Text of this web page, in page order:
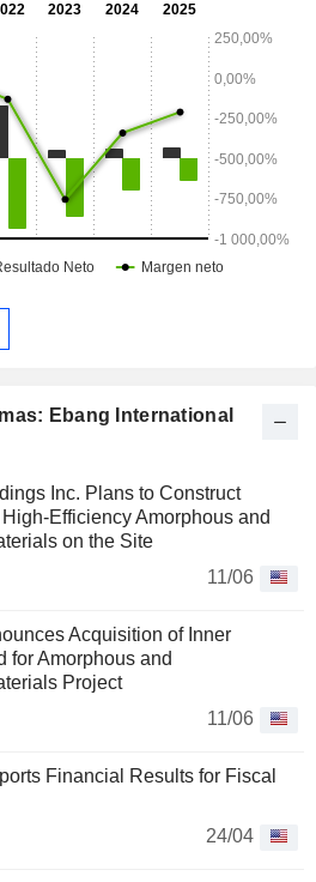
Ebang International
Inc. Plans to Construct
Efficiency Amorphous and
on the Site
11/06
Acquisition of Inner
for Amorphous and
Project
11/06
Financial Results for Fiscal
24/04